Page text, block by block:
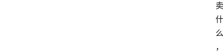
卖
什
么
，